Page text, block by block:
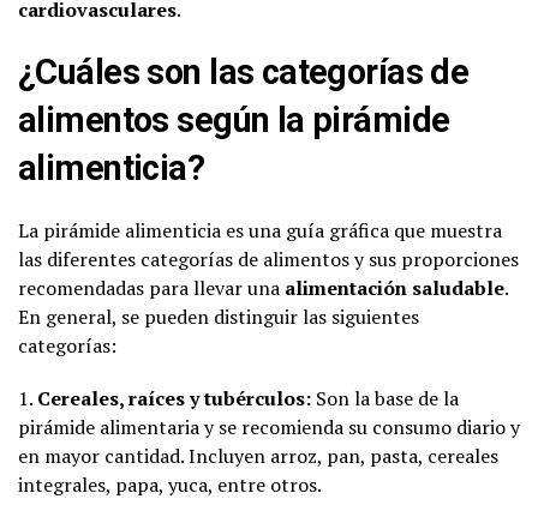
cardiovasculares.
¿Cuáles son las categorías de
alimentos según la pirámide
alimenticia?
La pirámide alimenticia es una guía gráfica que muestra
las diferentes categorías de alimentos y sus proporciones
recomendadas para llevar una alimentación saludable.
En general, se pueden distinguir las siguientes
categorías:
1. Cereales, raíces y tubérculos: Son la base de la
pirámide alimentaria y se recomienda su consumo diario y
en mayor cantidad. Incluyen arroz, pan, pasta, cereales
integrales, papa, yuca, entre otros.